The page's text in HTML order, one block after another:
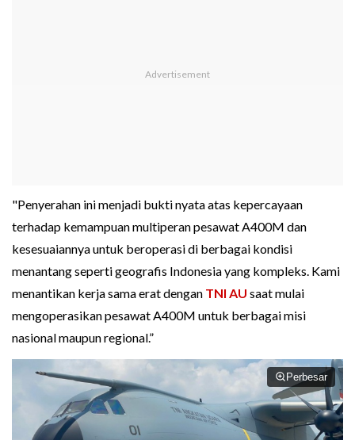
"Penyerahan ini menjadi bukti nyata atas kepercayaan
terhadap kemampuan multiperan pesawat A400M dan
kesesuaiannya untuk beroperasi di berbagai kondisi
menantang seperti geografis Indonesia yang kompleks. Kami
menantikan kerja sama erat dengan TNI AU saat mulai
mengoperasikan pesawat A400M untuk berbagai misi
nasional maupun regional.”
Perbesar